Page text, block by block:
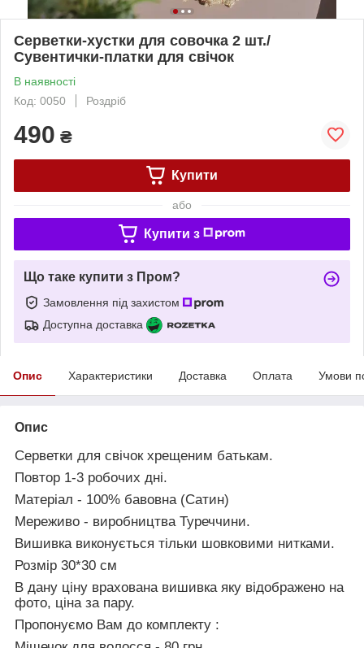
Серветки-хустки для совочка 2 шт./
Сувентички-платки для свічок
В наявності
Код: 0050
Роздріб
490 ₴
Купити
або
Купити з
Що таке купити з Пром?
Замовлення під захистом
Доступна доставка
Опис Характеристики Доставка Оплата Умови
Опис
Серветки для свічок хрещеним батькам.
Повтор 1-3 робочих дні.
Матеріал - 100% бавовна (Сатин)
Мереживо - виробництва Туреччини.
Вишивка виконується тільки шовковими нитками.
Розмір 30*30 см
В дану ціну врахована вишивка яку відображено на
фото, ціна за пару.
Пропонуємо Вам до комплекту :